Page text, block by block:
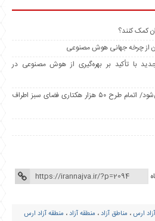
کمک کنند؟
از چرخه جهانی هوش مصنوعی
با تأکید بر بهره‌گیری از هوش مصنوعی در
هیچ درختی در پایتخت قطع نمی‌شود/ اتمام طرح ۵۰ هزار هکتاری فضای سبز اطراف
ارس، مناطق آزاد، منطقه آزاد، منطقه آزاد ارس